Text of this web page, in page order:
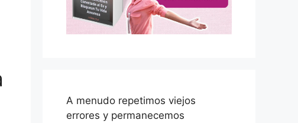
A menudo repetimos viejos
errores y permanecemos